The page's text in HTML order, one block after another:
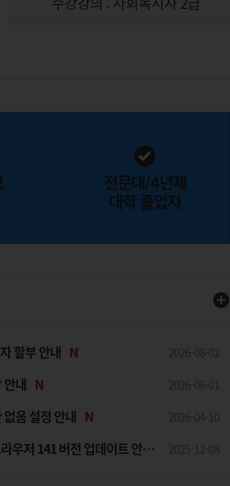
강조하시는 부분을 집중해서 정리하여
전문대/4년제
대학 졸업자
할부 안내 N
안내 N
음 설정 안내 N
Chrome/Edge 브라우저 141 버전 업데이트 안내